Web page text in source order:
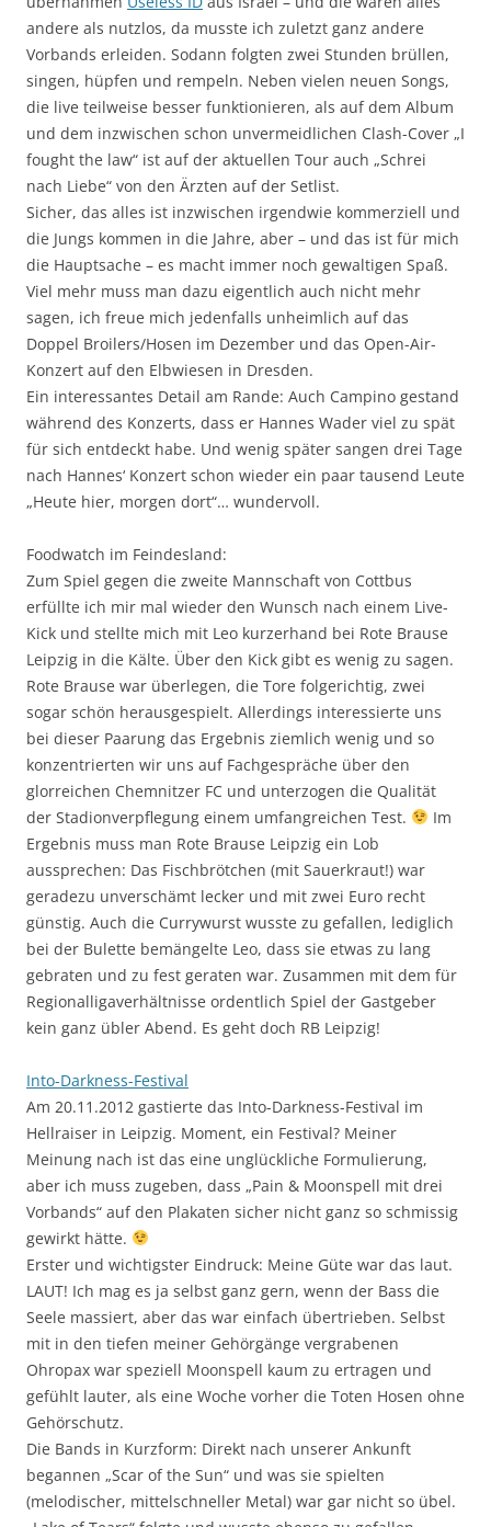
andere als nutzlos, da musste ich zuletzt ganz andere
Vorbands erleiden. Sodann folgten zwei Stunden brüllen,
singen, hüpfen und rempeln. Neben vielen neuen Songs,
die live teilweise besser funktionieren, als auf dem Album
und dem inzwischen schon unvermeidlichen Clash-Cover „I
fought the law“ ist auf der aktuellen Tour auch „Schrei
nach Liebe“ von den Ärzten auf der Setlist.
Sicher, das alles ist inzwischen irgendwie kommerziell und
die Jungs kommen in die Jahre, aber – und das ist für mich
die Hauptsache – es macht immer noch gewaltigen Spaß.
Viel mehr muss man dazu eigentlich auch nicht mehr
sagen, ich freue mich jedenfalls unheimlich auf das
Doppel Broilers/Hosen im Dezember und das Open-Air-
Konzert auf den Elbwiesen in Dresden.
Ein interessantes Detail am Rande: Auch Campino gestand
während des Konzerts, dass er Hannes Wader viel zu spät
für sich entdeckt habe. Und wenig später sangen drei Tage
nach Hannes‘ Konzert schon wieder ein paar tausend Leute
„Heute hier, morgen dort“… wundervoll.
Foodwatch im Feindesland:
Zum Spiel gegen die zweite Mannschaft von Cottbus
erfüllte ich mir mal wieder den Wunsch nach einem Live-
Kick und stellte mich mit Leo kurzerhand bei Rote Brause
Leipzig in die Kälte. Über den Kick gibt es wenig zu sagen.
Rote Brause war überlegen, die Tore folgerichtig, zwei
sogar schön herausgespielt. Allerdings interessierte uns
bei dieser Paarung das Ergebnis ziemlich wenig und so
konzentrierten wir uns auf Fachgespräche über den
glorreichen Chemnitzer FC und unterzogen die Qualität
der Stadionverpflegung einem umfangreichen Test.
Im
Ergebnis muss man Rote Brause Leipzig ein Lob
aussprechen: Das Fischbrötchen (mit Sauerkraut!) war
geradezu unverschämt lecker und mit zwei Euro recht
günstig. Auch die Currywurst wusste zu gefallen, lediglich
bei der Bulette bemängelte Leo, dass sie etwas zu lang
gebraten und zu fest geraten war. Zusammen mit dem für
Regionalligaverhältnisse ordentlich Spiel der Gastgeber
kein ganz übler Abend. Es geht doch RB Leipzig!
Into-Darkness-Festival
Am 20.11.2012 gastierte das Into-Darkness-Festival im
Hellraiser in Leipzig. Moment, ein Festival? Meiner
Meinung nach ist das eine unglückliche Formulierung,
aber ich muss zugeben, dass „Pain & Moonspell mit drei
Vorbands“ auf den Plakaten sicher nicht ganz so schmissig
gewirkt hätte.
Erster und wichtigster Eindruck: Meine Güte war das laut.
LAUT! Ich mag es ja selbst ganz gern, wenn der Bass die
Seele massiert, aber das war einfach übertrieben. Selbst
mit in den tiefen meiner Gehörgänge vergrabenen
Ohropax war speziell Moonspell kaum zu ertragen und
gefühlt lauter, als eine Woche vorher die Toten Hosen ohne
Gehörschutz.
Die Bands in Kurzform: Direkt nach unserer Ankunft
begannen „Scar of the Sun“ und was sie spielten
(melodischer, mittelschneller Metal) war gar nicht so übel.